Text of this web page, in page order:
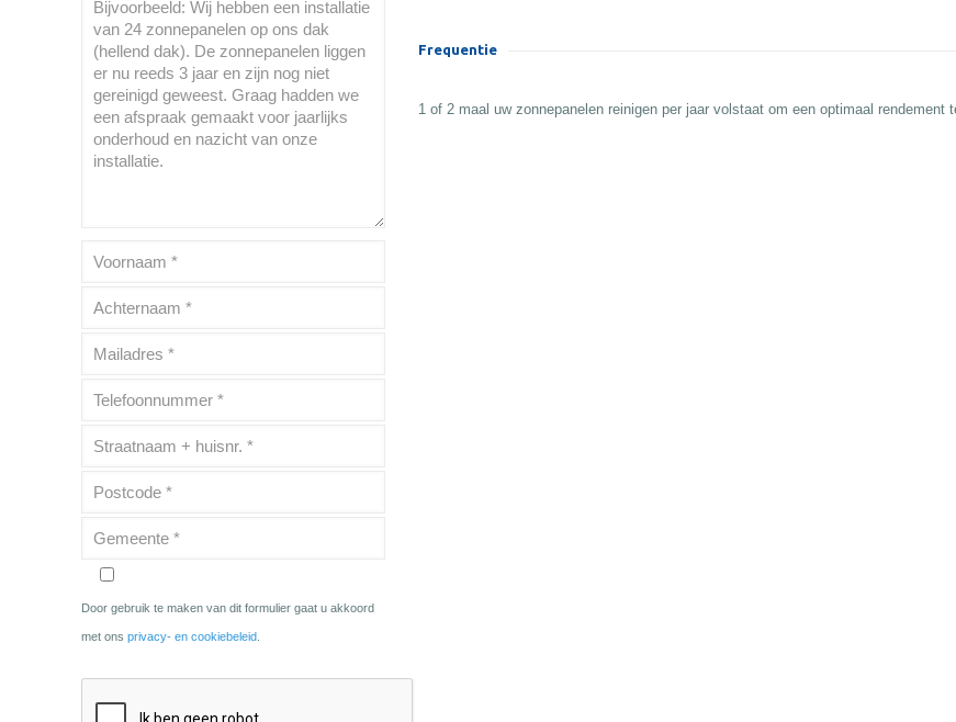
Door gebruik te maken van dit formulier gaat u akkoord
met onsprivacy- en cookiebeleid
Frequentie
1 of 2 maal uw zonnepanelen reinigen per jaar volstaat om een optimaal rendement